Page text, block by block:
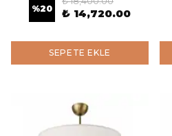
%20 ₺ 14,720.00
SEPETE EKLE